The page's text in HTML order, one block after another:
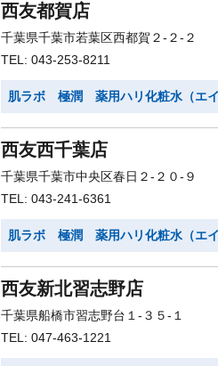
西友都賀店
千葉県千葉市若葉区西都賀２-２-２
TEL: 043-253-8211
肌ラボ 極潤 薬用ハリ化粧水（エイ
西友西千葉店
千葉県千葉市中央区春日２-２０-９
TEL: 043-241-6361
肌ラボ 極潤 薬用ハリ化粧水（エイ
西友新北習志野店
千葉県船橋市習志野台１-３５-１
TEL: 047-463-1221